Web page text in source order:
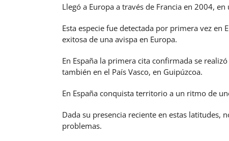
Llegó a Europa a través de Francia en 2004,
Esta especie fue detectada por primera vez
exitosa de una avispa en Europa.
En España la primera cita confirmada se
también en el País Vasco, en Guipúzcoa.
En España conquista territorio a un ritmo de
Dada su presencia reciente en estas
problemas.